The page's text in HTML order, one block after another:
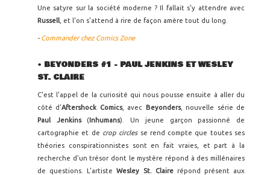
Une satyre sur la société moderne ? Il fallait s'y attendre avec
Russell , et l'on s'attend à rire de façon amère tout du long.
- Commander chez Comics Zone
• BEYONDERS #1 - PAUL JENKINS ET WESLEY
ST. CLAIRE
C'est l'appel de la curiosité qui nous pousse ensuite à aller du
côté d'Aftershock Comics, avec Beyonders, nouvelle série de
Paul Jenkins (Inhumans). Un jeune garçon passionné de
cartographie et de crop circles se rend compte que toutes ses
théories conspirationnistes sont en fait vraies, et part à la
recherche d'un trésor dont le mystère répond à des millénaires
de questions. L'artisteWesley St. Claire répond présent aux